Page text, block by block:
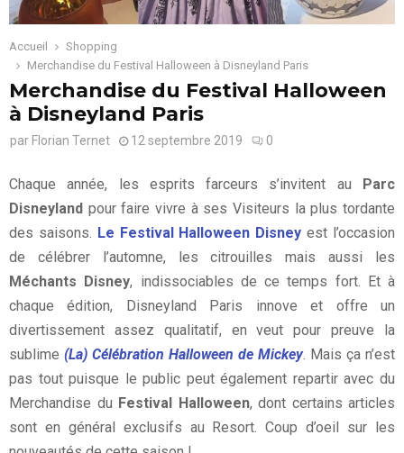
Accueil
Shopping
Merchandise du Festival Halloween à Disneyland Paris
Merchandise du Festival Halloween
à Disneyland Paris
par Florian Ternet 12 septembre 2019 0
Chaque année, les esprits farceurs s’invitent au Parc
Disneyland pour faire vivre à ses Visiteurs la plus tordante
des saisons. Le Festival Halloween Disney est l’occasion
de célébrer l’automne, les citrouilles mais aussi les
Méchants Disney, indissociables de ce temps fort. Et à
chaque édition, Disneyland Paris innove et offre un
divertissement assez qualitatif, en veut pour preuve la
sublime (La) Célébration Halloween de Mickey. Mais ça n’est
pas tout puisque le public peut également repartir avec du
Merchandise du Festival Halloween, dont certains articles
sont en général exclusifs au Resort. Coup d’oeil sur les